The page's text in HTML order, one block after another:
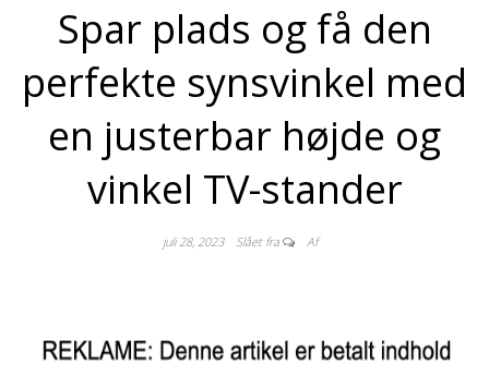
Spar plads og få den
perfekte synsvinkel med
en justerbar højde og
vinkel TV-stander
juli 28, 2023 Slået fra Af